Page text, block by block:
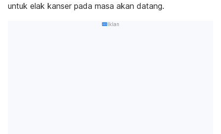
untuk elak kanser pada masa akan datang.
Iklan